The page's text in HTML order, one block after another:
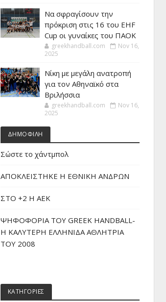
Να σφραγίσουν την
πρόκριση στις 16 του EHF
Cup οι γυναίκες του ΠΑΟΚ
greekhandball.com
Nov 16,
2025
Νίκη με μεγάλη ανατροπή
για τον Αθηναϊκό στα
Βριλήσσια
greekhandball.com
Nov 16,
2025
ΔΗΜΟΦΙΛΗ
Σώστε το χάντμπολ
ΑΠΟΚΛΕΙΣΤΗΚΕ Η ΕΘΝΙΚΗ ΑΝΔΡΩΝ
ΣΤΟ +2 Η ΑΕΚ
ΨΗΦΟΦΟΡΙΑ ΤΟΥ GREEK HANDBALL-
H ΚΑΛΥΤΕΡΗ ΕΛΛΗΝΙΔΑ ΑΘΛΗΤΡΙΑ
ΤΟΥ 2008
ΚΑΤΗΓΟΡΙΕΣ